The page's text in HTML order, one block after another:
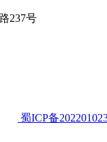
237号
蜀ICP备